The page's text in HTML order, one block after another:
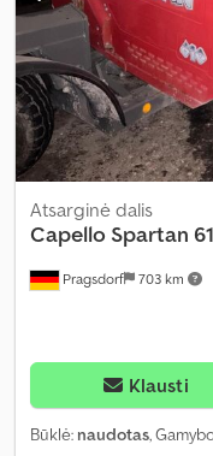
Pragsdorf 703 km
Atsarginė dalis
Capello Spartan
Klausti
Būklė: naudotas,